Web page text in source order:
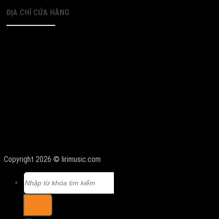
ĐỊA CHỈ CỬA HÀNG
Copyright 2026 © lirimusic.com
Tìm
kiếm: